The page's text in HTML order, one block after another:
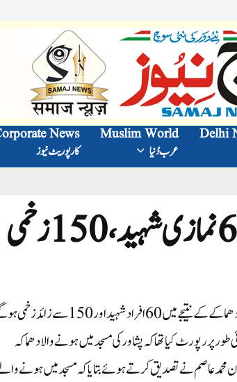
Delhi
Muslim World
عرب دُنیا
News
کارپوریٹ نیوز
پشاور: خیبر پختونخوا کے دار الحکومت پشاور میں پولس لائنز کے قریب واقع مسجد میں دھماکے کے نتیجے میں 60افراد شہید اور
پر رپورٹ کیا تھا کہ پشاور کی مسجد میں ہونے والا دھماکہ
عاصم نے تصدیق کرتے ہوئے بتایا کہ مسجد میں ہونے